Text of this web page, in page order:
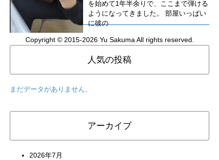
を始めて1年半余りで、ここまで弾ける
ようになってきました。 部屋いっぱい
に彼の
人気の投稿
まだデータがありません。
アーカイブ
2026年7月
Copyright © 2015-2026 Yu Sakuma All rights reserved.